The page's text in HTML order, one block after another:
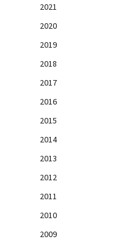
2021
2020
2019
2018
2017
2016
2015
2014
2013
2012
2011
2010
2009